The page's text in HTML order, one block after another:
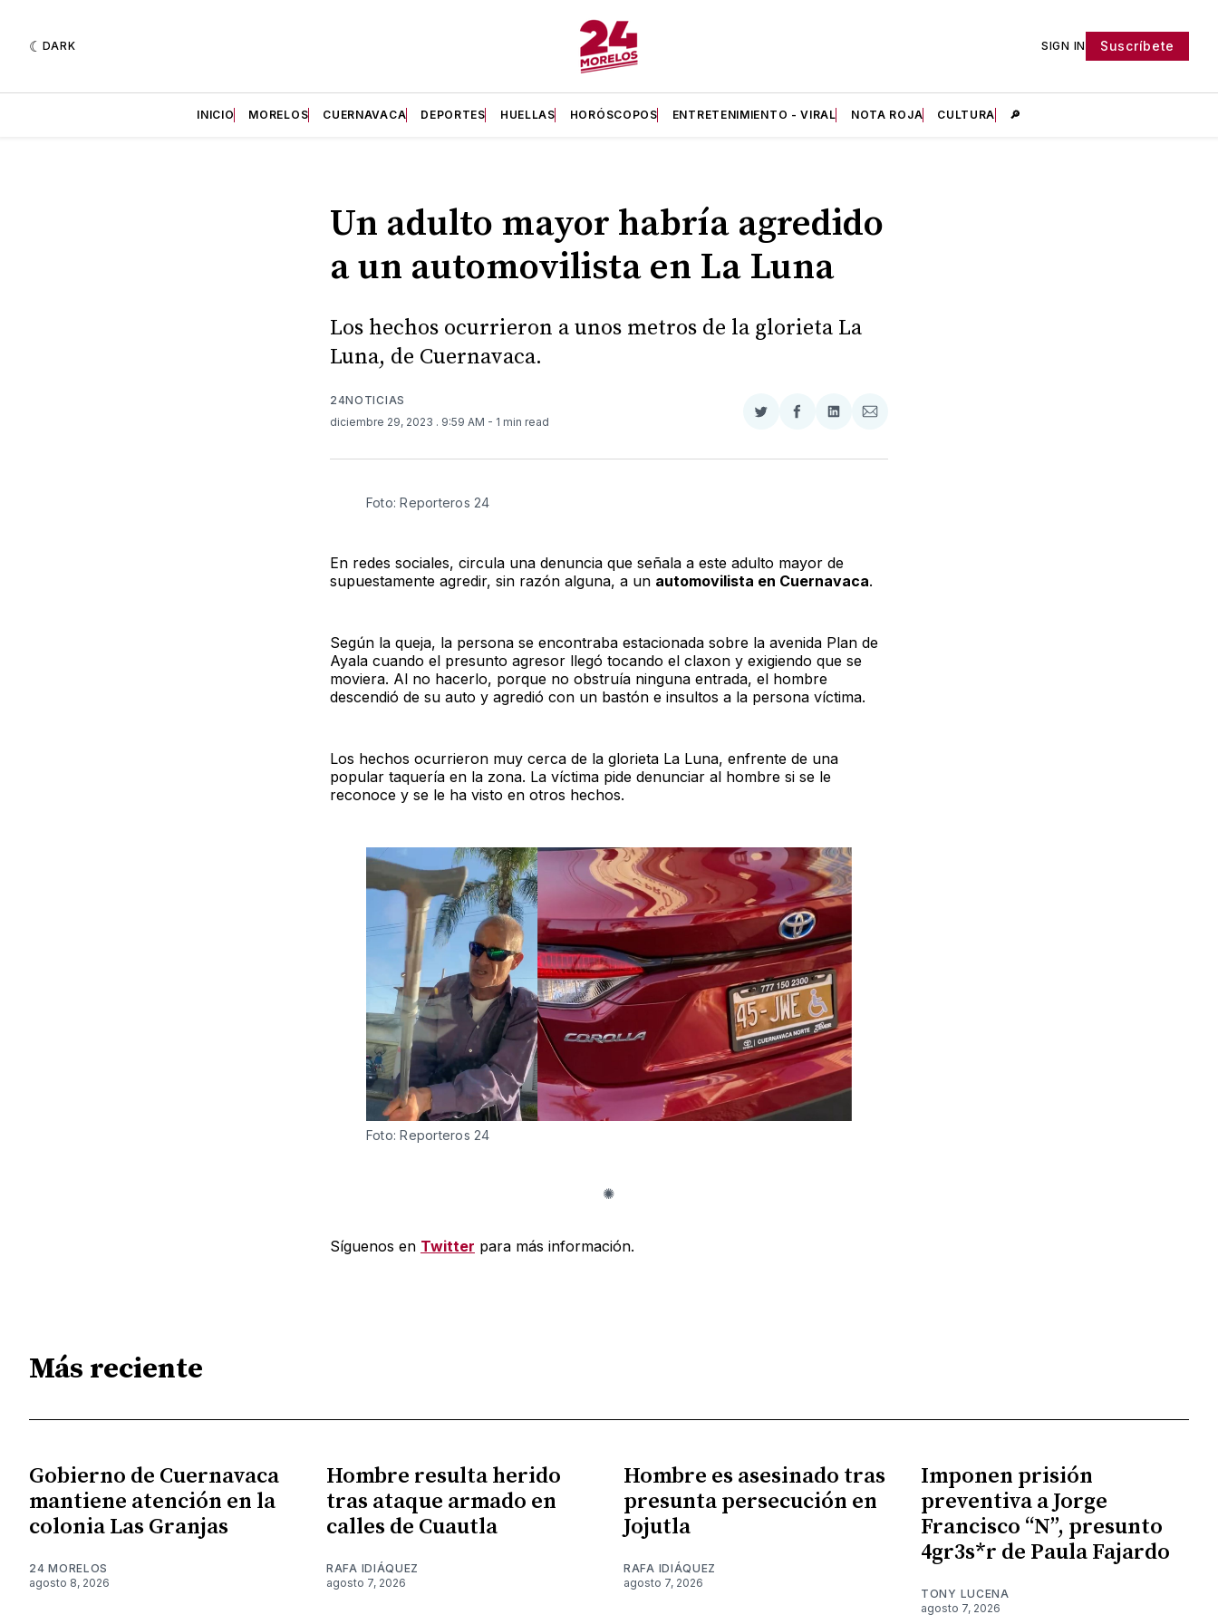
DARK SIGN IN Suscríbete
INICIO MORELOS CUERNAVACA DEPORTES HUELLAS HORÓSCOPOS ENTRETENIMIENTO - VIRAL NOTA ROJA CULTURA 🔎
Un adulto mayor habría agredido
a un automovilista en La Luna
Los hechos ocurrieron a unos metros de la glorieta La
Luna, de Cuernavaca.
24NOTICIAS
diciembre 29, 2023 . 9:59 AM - 1 min read
Compartir
Twitter
Compartir
Facebook
Compartir
LinkedIn
Compartir
Email
Foto: Reporteros 24
En redes sociales, circula una denuncia que señala a este adulto mayor de
supuestamente agredir, sin razón alguna, a un automovilista en Cuernavaca.
Según la queja, la persona se encontraba estacionada sobre la avenida Plan de
Ayala cuando el presunto agresor llegó tocando el claxon y exigiendo que se
moviera. Al no hacerlo, porque no obstruía ninguna entrada, el hombre
descendió de su auto y agredió con un bastón e insultos a la persona víctima.
Los hechos ocurrieron muy cerca de la glorieta La Luna, enfrente de una
popular taquería en la zona. La víctima pide denunciar al hombre si se le
reconoce y se le ha visto en otros hechos.
Foto: Reporteros 24
Síguenos en Twitter para más información.
Más reciente
Gobierno de Cuernavaca
mantiene atención en la
colonia Las Granjas
24 MORELOS
agosto 8, 2026
Hombre resulta herido
tras ataque armado en
calles de Cuautla
RAFA IDIÁQUEZ
agosto 7, 2026
Hombre es asesinado tras
presunta persecución en
Jojutla
RAFA IDIÁQUEZ
agosto 7, 2026
Imponen prisión
preventiva a Jorge
Francisco “N”, presunto
4gr3s*r de Paula Fajardo
TONY LUCENA
agosto 7, 2026